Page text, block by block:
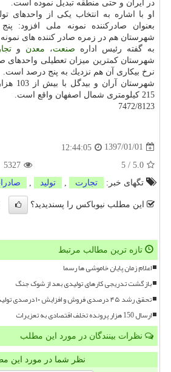
در ایران و حتی منطقه تبدیل نموده است.
او با اشاره به انتخاب یكی از واحدهای
بعنوان صادركننده نمونه ملی افزود:
شهرستان هم در زمره صادر كننده های نمونه
به گفته رئیس اداره صنعت، معدن و
شهرستان كمترین میزان تعطیلی واحدهای
نرخ بیكاری آن هم نزدیك به پنج درصد است.
215 كیلومتری شمال اصفهان واقع است.
7472/8123
1397/01/01
12:44:05
5.0
/
5
5327
تگهای خبر:
تجارت تولید
این مطلب نیوباکس را پسندیدید؟
تازه ترین مطالب مرتبط
اعلام زمان پایان خاموشی ها رسما
بازگشت تدریجی کارهای تولیدی بعد از شوک جنگ
تحقق رشد ۴۵ درصدی فروش و افزایش ۱۰ درصدی تولید
ارسال 150 هزار پرونده تخلف اقتصادی به تعزیرات
نظرات بینندگان در مورد این مطلب
نظر شما در مورد این